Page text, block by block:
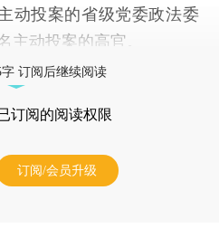
动投案的省级党委政法委
主动投案的高官。
订阅后继续阅读
订阅的阅读权限
订阅/会员升级